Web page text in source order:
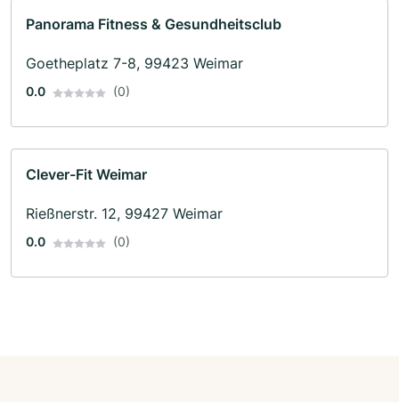
Panorama Fitness & Gesundheitsclub
Goetheplatz 7-8, 99423 Weimar
0.0 (0)
Clever-Fit Weimar
Rießnerstr. 12, 99427 Weimar
0.0 (0)